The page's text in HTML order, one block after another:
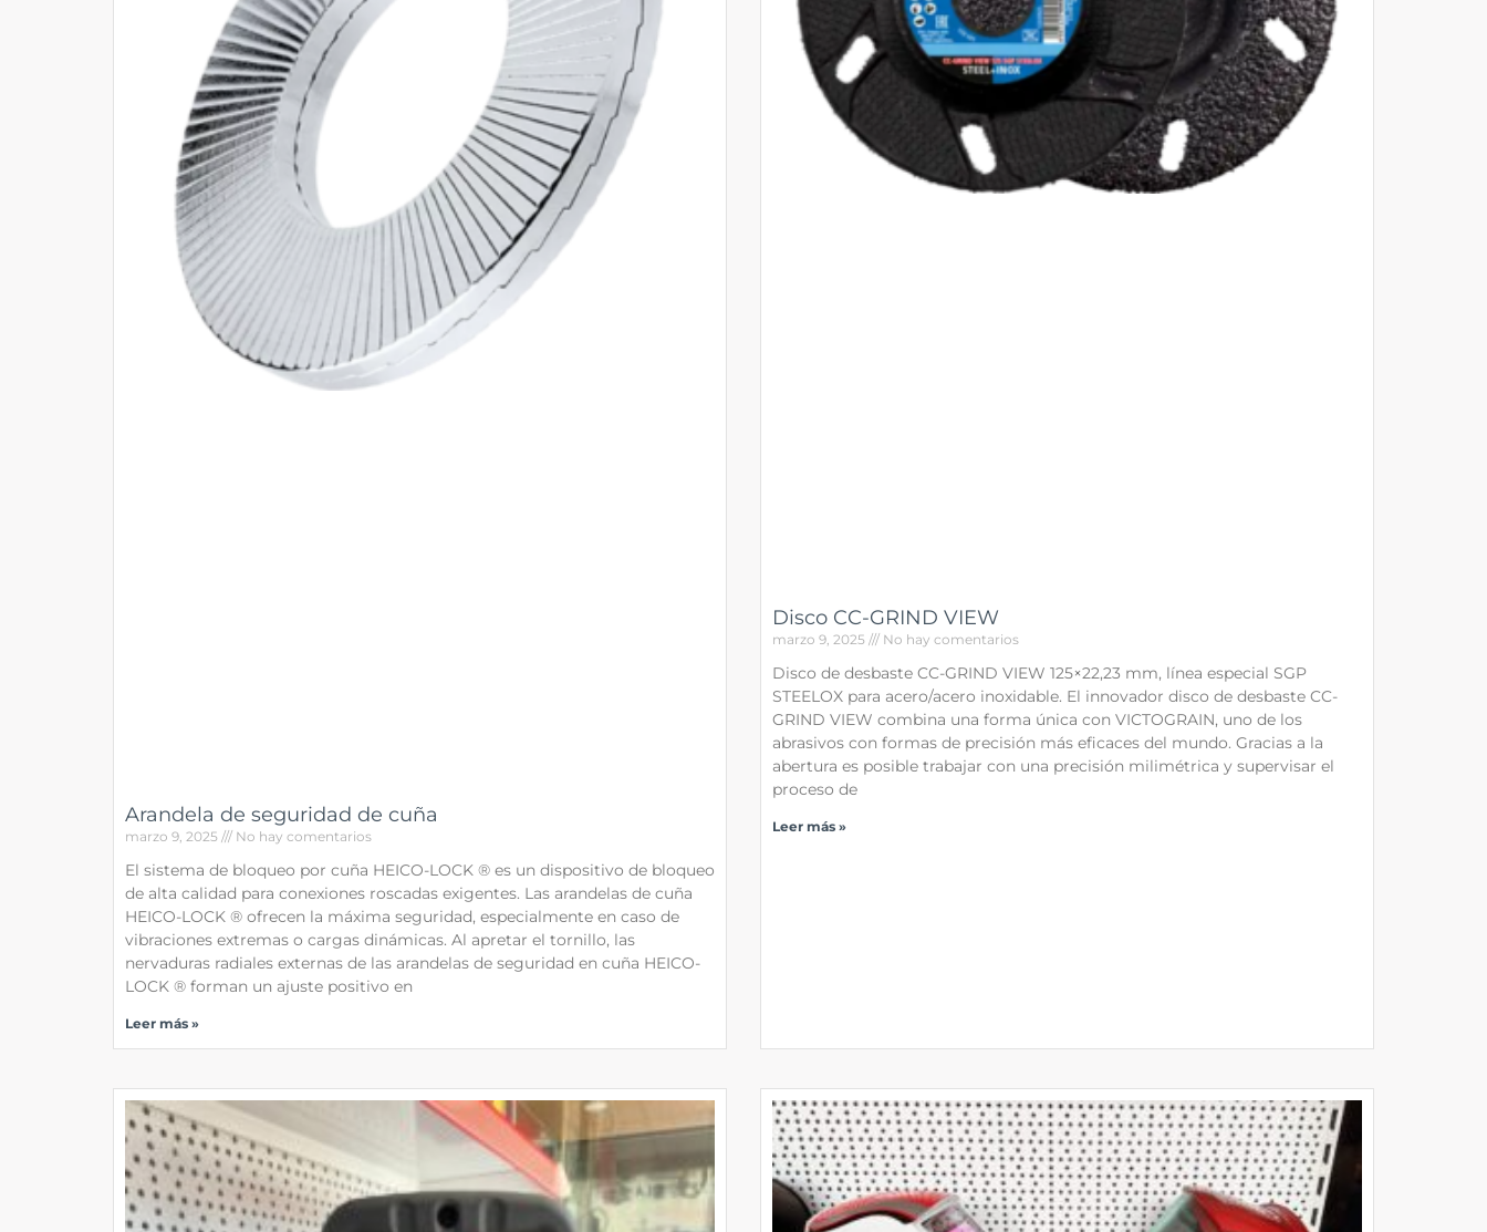
Arandela de seguridad de cuña
marzo 9, 2025 No hay comentarios
El sistema de bloqueo por cuña HEICO-LOCK ® es un dispositivo de bloqueo
de alta calidad para conexiones roscadas exigentes. Las arandelas de cuña
HEICO-LOCK ® ofrecen la máxima seguridad, especialmente en caso de
vibraciones extremas o cargas dinámicas. Al apretar el tornillo, las
nervaduras radiales externas de las arandelas de seguridad en cuña HEICO-
LOCK ® forman un ajuste positivo en
Leer más »
Disco CC-GRIND VIEW
marzo 9, 2025 No hay comentarios
Disco de desbaste CC-GRIND VIEW 125×22,23 mm, línea especial SGP
STEELOX para acero/acero inoxidable. El innovador disco de desbaste CC-
GRIND VIEW combina una forma única con VICTOGRAIN, uno de los
abrasivos con formas de precisión más eficaces del mundo. Gracias a la
abertura es posible trabajar con una precisión milimétrica y supervisar el
proceso de
Leer más »